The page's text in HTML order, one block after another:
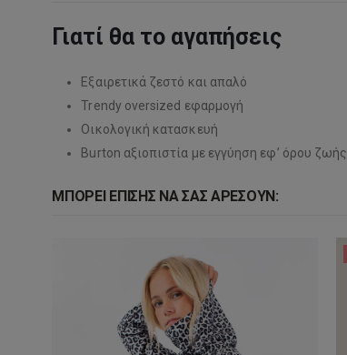
Γιατί θα το αγαπήσεις
Εξαιρετικά ζεστό και απαλό
Trendy oversized εφαρμογή
Οικολογική κατασκευή
Burton αξιοπιστία με εγγύηση εφ’ όρου ζωής
ΜΠΟΡΕΊ ΕΠΊΣΗΣ ΝΑ ΣΑΣ ΑΡΈΣΟΥΝ: